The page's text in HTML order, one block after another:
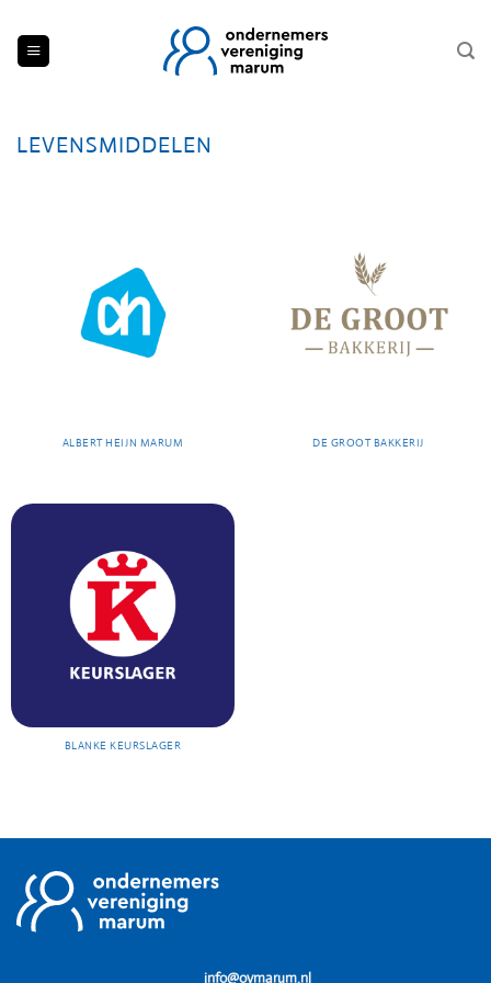
naar
inhoud
LEVENSMIDDELEN
ALBERT HEIJN MARUM DE GROOT BAKKERIJ
BLANKE KEURSLAGER
info@ovmarum.nl